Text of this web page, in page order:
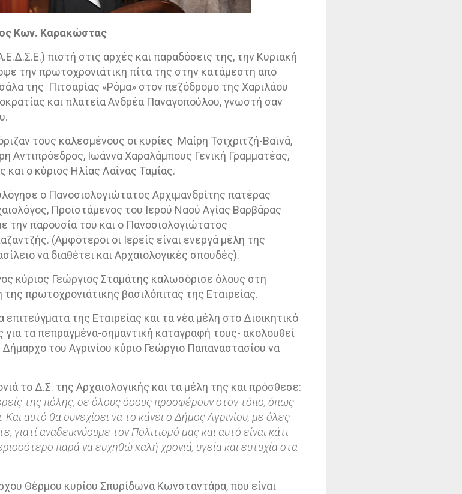
Κων. Καρακώστας
πιστή στις αρχές και παραδόσεις της, την Κυριακή
την πρωτοχρονιάτικη πίτα της στην κατάμεστη από
της Πιτσαρίας «Ρόμα» στον πεζόδρομο της Χαριλάου
και πλατεία Ανδρέα Παναγοπούλου, γνωστή σαν
τους καλεσμένους οι κυρίες Μαίρη Τσιχριτζή-Βαϊνά,
Αντιπρόεδρος, Ιωάννα Χαραλάμπους Γενική Γραμματέας,
ο κύριος Ηλίας Λαΐνας Ταμίας.
ο Πανοσιολογιώτατος Αρχιμανδρίτης πατέρας
Προϊστάμενος του Ιερού Ναού Αγίας Βαρβάρας
την παρουσία του και ο Πανοσιολογιώτατος
(Αμφότεροι οι Ιερείς είναι ενεργά μέλη της
να διαθέτει και Αρχαιολογικές σπουδές).
κύριος Γεώργιος Σταμάτης καλωσόρισε όλους στη
πρωτοχρονιάτικης βασιλόπιτας της Εταιρείας.
της Εταιρείας και τα νέα μέλη στο Διοικητικό
για τα πεπραγμένα-σημαντική καταγραφή τους- ακολουθεί
του Αγρινίου κύριο Γεώργιο Παπαναστασίου να
το Δ.Σ. της Αρχαιολογικής και τα μέλη της και πρόσθεσε:
της πόλης, σε όλους όσους προσφέρουν στον τόπο, όπως
Και αυτό θα συνεχίσει να το κάνει ο Δήμος Αγρινίου, με όλες
γιατί αναδεικνύουμε τον Πολιτισμό μας και αυτό είναι κάτι
παρά να ευχηθώ καλή χρονιά, υγεία και ευτυχία στα
Θέρμου κυρίου Σπυρίδωνα Κωνσταντάρα, που είναι